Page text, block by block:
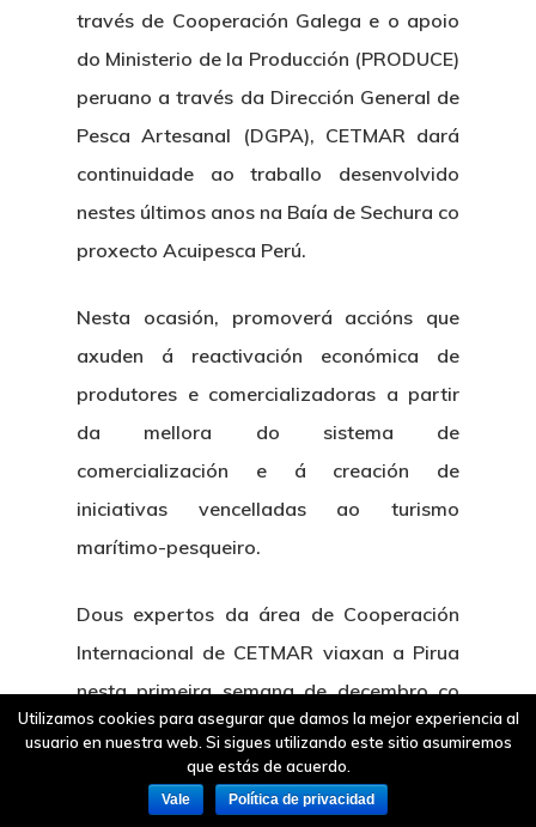
través de Cooperación Galega e o apoio
do Ministerio de la Producción (PRODUCE)
peruano a través da Dirección General de
Pesca Artesanal (DGPA), CETMAR dará
continuidade ao traballo desenvolvido
nestes últimos anos na Baía de Sechura co
proxecto Acuipesca Perú.
Nesta ocasión, promoverá accións que
axuden á reactivación económica de
produtores e comercializadoras a partir
da mellora do sistema de
comercialización e á creación de
iniciativas vencelladas ao turismo
marítimo-pesqueiro.
Dous expertos da área de Cooperación
Internacional de CETMAR viaxan a Pirua
nesta primeira semana de decembro co
obxectivo de poñer en marcha as
primeiras actividades do proxecto,
centradas por unha banda no análise do
Utilizamos cookies para asegurar que damos la mejor experiencia al
usuario en nuestra web. Si sigues utilizando este sitio asumiremos
que estás de acuerdo.
Vale Política de privacidad